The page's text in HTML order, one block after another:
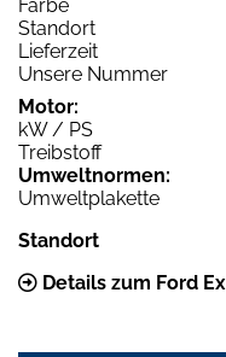
Farbe
Standort
Lieferzeit
Unsere Nummer
Motor:
kW / PS
Treibstoff
Umweltnormen:
Umweltplakette
Standort
Details zum Ford